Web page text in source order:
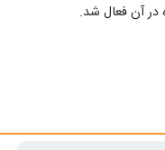
در آن فعال شد.